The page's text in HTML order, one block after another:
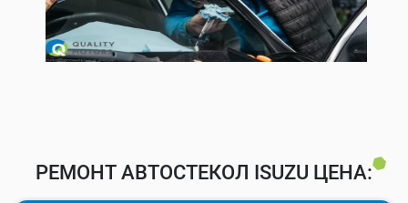
РЕМОНТ АВТОСТЕКОЛ ISUZU ЦЕНА: